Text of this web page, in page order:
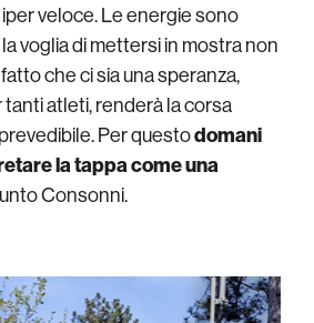
veloce. Le energie sono
voglia di mettersi in mostra non
che ci sia una speranza,
atleti, renderà la corsa
Per questodomani
la tappa come una
Consonni.